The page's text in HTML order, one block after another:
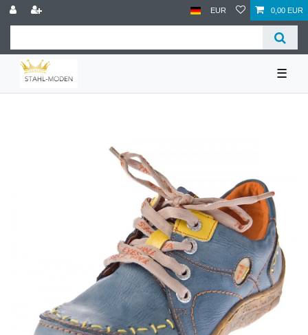
EUR 0,00 EUR
☰